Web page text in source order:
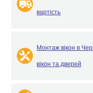
вартість
Монтаж вікон в
вікон та дверей